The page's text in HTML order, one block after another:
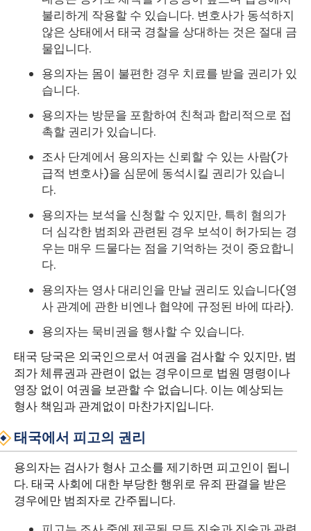
불리하게 작용할 수 있습니다. 변호사가 동석하지
않은 상태에서 태국 경찰을 상대하는 것은 절대 금
물입니다.
용의자는 몸이 불편한 경우 치료를 받을 권리가 있
습니다.
용의자는 방문을 포함하여 친척과 합리적으로 접
촉할 권리가 있습니다.
조사 단계에서 용의자는 신뢰할 수 있는 사람(가
급적 변호사)을 심문에 동석시킬 권리가 있습니
다.
용의자는 보석을 신청할 수 있지만, 특히 혐의가
더 심각한 범죄와 관련된 경우 보석이 허가되는 경
우는 매우 드물다는 점을 기억하는 것이 중요합니
다.
용의자는 영사 대리인을 만날 권리도 있습니다(영
사 관계에 관한 비엔나 협약에 규정된 바에 따라).
용의자는 묵비권을 행사할 수 있습니다.
태국 당국은 외국인으로서 여권을 검사할 수 있지만, 범
죄가 체류권과 관련이 없는 경우이므로 법원 명령이나
영장 없이 여권을 보관할 수 없습니다. 이는 예상되는
형사 책임과 관계없이 마찬가지입니다.
태국에서 피고의 권리
용의자는 검사가 형사 고소를 제기하면 피고인이 됩니
다. 태국 사회에 대한 부당한 행위로 유죄 판결을 받은
경우에만 범죄자로 간주됩니다.